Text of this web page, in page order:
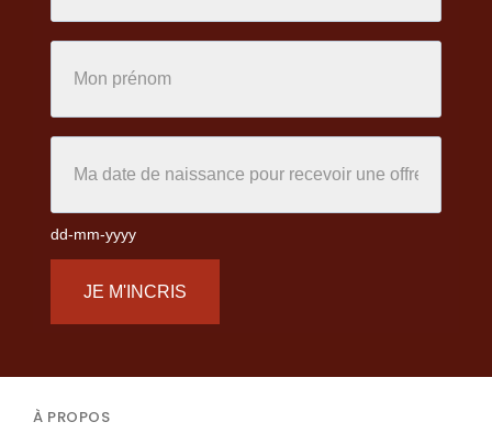
dd-mm-yyyy
JE M'INCRIS
À PROPOS